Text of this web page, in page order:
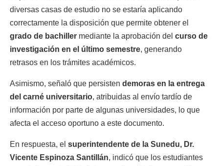
diversas casas de estudio no se estaría aplicando
correctamente la disposición que permite obtener el
grado de bachiller mediante la aprobación del curso de
investigación en el último semestre, generando
retrasos en los trámites académicos.
Asimismo, señaló que persisten demoras en la entrega
del carné universitario, atribuidas al envío tardío de
información por parte de algunas universidades, lo que
afecta el acceso oportuno a este documento.
En respuesta, el superintendente de la Sunedu, Dr.
Vicente Espinoza Santillán, indicó que los estudiantes